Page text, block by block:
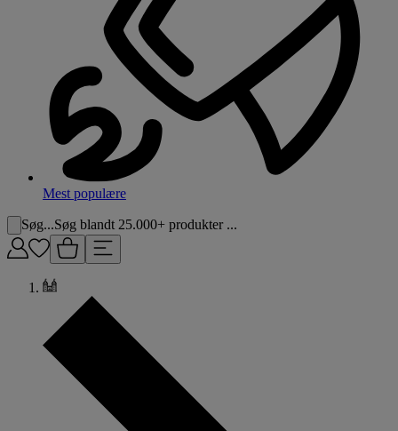
Mest populære
Søg...Søg blandt 25.000+ produkter ...